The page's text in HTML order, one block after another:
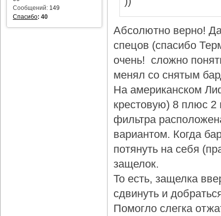
Сообщений: 149
Спасибо: 40
Абсолютно верно!
спецов (спасибо
очень! сложно
менял со снятым
На американском
крестовую) 8 плюс 2
фильтра
вариантом. Когда
потянуть на себя
защелок.
То есть, защелка
сдвинуть и
Помогло слегка